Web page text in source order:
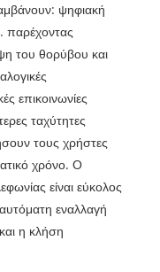
ψηφιακή
παρέχοντας
του θορύβου και
επικοινωνίες
ταχύτητες
τους χρήστες
χρόνο. Ο
είναι εύκολος
εναλλαγή
η κλήση